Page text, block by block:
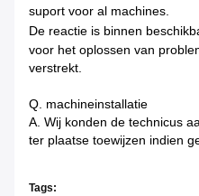
suport voor al machines.
De reactie is binnen
voor het oplossen van
verstrekt.
Q. machineinstallatie
A. Wij konden de technicus
ter plaatse toewijzen indien
Tags: